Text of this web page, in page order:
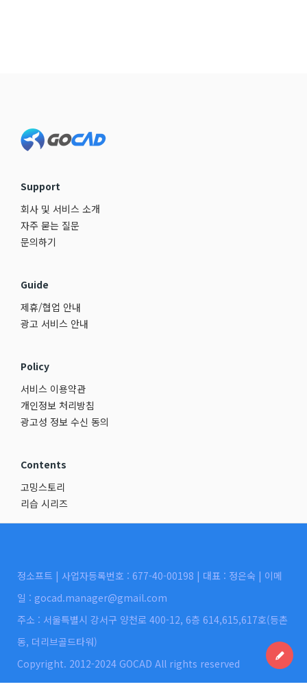
Support
회사 및 서비스 소개
자주 묻는 질문
문의하기
Guide
제휴/협업 안내
광고 서비스 안내
Policy
서비스 이용약관
개인정보 처리방침
광고성 정보 수신 동의
Contents
고밍스토리
리습 시리즈
정소프트 | 사업자등록번호 : 677-40-00198 | 대표 : 정은숙 | 이메
일 : gocad.manager@gmail.com
주소 : 서울특별시 강서구 양천로 400-12, 6층 614,615,617호(등촌
동, 더리브골드타워)
Copyright. 2012-2024 GOCAD All rights reserved